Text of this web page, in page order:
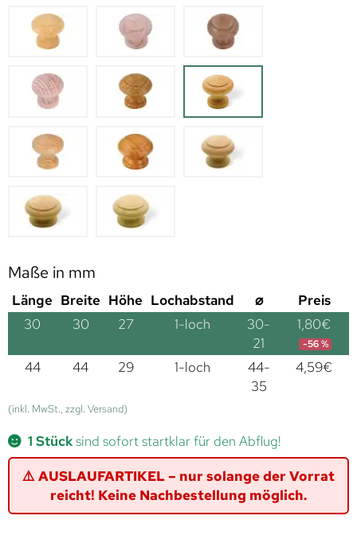
Maße in mm
Länge Breite Höhe Lochabstand ⌀
Preis
30
30 27 1-loch
30-
21
1,80€
-56 %
44 44 29 1-loch
44-
35
4,59€
(inkl. MwSt., zzgl. Versand)
1 Stücksind sofort startklar für den Abflug!
⚠️ AUSLAUFARTIKEL – nur solange der Vorrat
reicht! Keine Nachbestellung möglich.